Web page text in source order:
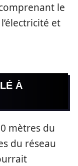
le
et
À
mètres du
du réseau